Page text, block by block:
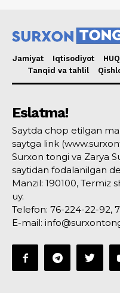
Jamiyat Iqtisodiyot
Tanqid va tahlil
Eslatma!
Saytda chop etilgan
saytga link
Surxon tongi va Zarya
saytidan fodalanilgan
Manzil: 190100, Termiz
uy.
Telefon: 76-224-22-92,
E-mail: